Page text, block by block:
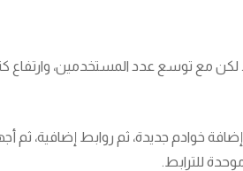
توسع عدد المستخدمين، وارتفاع
خوادم جديدة، ثم روابط إضافية،
للترابط.